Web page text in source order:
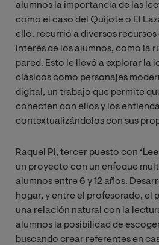
alumnos la importancia de las
como el caso del Quijote o El
ello, recurrió a diversos recursos
interés de los alumnos, como la
pared. Esto le llevó a explorar la
clásicos como personajes
digital, un trabajo que permite
conecten con ellos y los
contextualizándolos con sus
Raquel Pi, tercer puesto con
un proyecto con un enfoque
alumnos entre 6 y 12 años.
hogar, y entre el profesorado, el
una relación natural con la
alumnos la posibilidad de
buscando crear referentes en